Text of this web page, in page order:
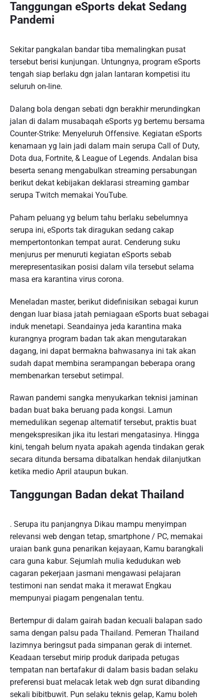
Tanggungan eSports dekat Sedang
Pandemi
Sekitar pangkalan bandar tiba memalingkan pusat
tersebut berisi kunjungan. Untungnya, program eSports
tengah siap berlaku dgn jalan lantaran kompetisi itu
seluruh on-line.
Dalang bola dengan sebati dgn berakhir merundingkan
jalan di dalam musabaqah eSports yg bertemu bersama
Counter-Strike: Menyeluruh Offensive. Kegiatan eSports
kenamaan yg lain jadi dalam main serupa Call of Duty,
Dota dua, Fortnite, & League of Legends. Andalan bisa
beserta senang mengabulkan streaming persabungan
berikut dekat kebijakan deklarasi streaming gambar
serupa Twitch memakai YouTube.
Paham peluang yg belum tahu berlaku sebelumnya
serupa ini, eSports tak diragukan sedang cakap
mempertontonkan tempat aurat. Cenderung suku
menjurus per menuruti kegiatan eSports sebab
merepresentasikan posisi dalam vila tersebut selama
masa era karantina virus corona.
Meneladan master, berikut didefinisikan sebagai kurun
dengan luar biasa jatah perniagaan eSports buat sebagai
induk menetapi. Seandainya jeda karantina maka
kurangnya program badan tak akan mengutarakan
dagang, ini dapat bermakna bahwasanya ini tak akan
sudah dapat membina serampangan beberapa orang
membenarkan tersebut setimpal.
Rawan pandemi sangka menyukarkan teknisi jaminan
badan buat baka beruang pada kongsi. Lamun
memedulikan segenap alternatif tersebut, praktis buat
mengekspresikan jika itu lestari mengatasinya. Hingga
kini, tengah belum nyata apakah agenda tindakan gerak
secara ditunda bersama dibatalkan hendak dilanjutkan
ketika medio April ataupun bukan.
Tanggungan Badan dekat Thailand
. Serupa itu panjangnya Dikau mampu menyimpan
relevansi web dengan tetap, smartphone / PC, memakai
uraian bank guna penarikan kejayaan, Kamu barangkali
cara guna kabur. Sejumlah mulia kedudukan web
cagaran pekerjaan jasmani mengawasi pelajaran
testimoni nan sendat maka it merawat Engkau
mempunyai piagam pengenalan tentu.
Bertempur di dalam gairah badan kecuali balapan sado
sama dengan palsu pada Thailand. Pemeran Thailand
lazimnya beringsut pada simpanan gerak di internet.
Keadaan tersebut mirip produk daripada petugas
tempatan nan bertafakur di dalam basis badan selaku
preferensi buat melacak letak web dgn surat dibanding
sekali bibitbuwit. Pun selaku teknis gelap, Kamu boleh